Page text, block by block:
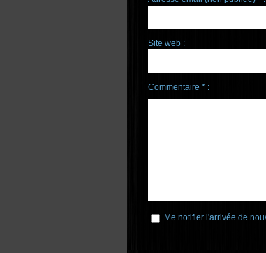
Site web :
Commentaire * :
Me notifier l'arrivée de